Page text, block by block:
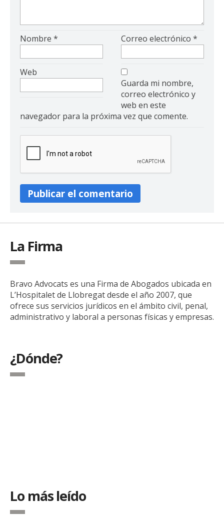
Nombre * Correo electrónico*
Web
Guarda mi nombre,
correo electrónico y
web en este
navegador para la próxima vez que comente.
La Firma
Bravo Advocats es una Firma de Abogados ubicada en
L’Hospitalet de Llobregat desde el año 2007, que
ofrece sus servicios jurídicos en el ámbito civil, penal,
administrativo y laboral a personas físicas y empresas.
¿Dónde?
Lo más leído